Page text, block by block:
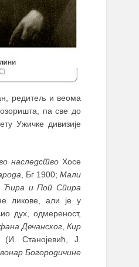
редитељ и веома
па све до
Ужичке дивизије
наследство Хосе
, Бг 1900;Мали
Ћира и Поп Спира
ликове, али је у
дух, одмереност,
Дечанског, Кир
Станојевић, Ј.
Богородичине